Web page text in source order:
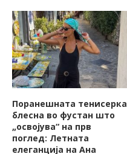
Поранешната тенисерка
блесна во фустан што
„освојува“ на прв
поглед: Летната
елеганција на Ана